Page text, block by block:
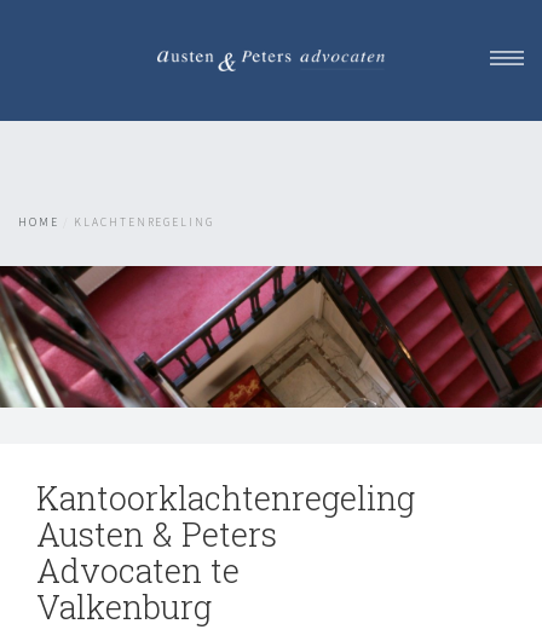
Advocaat Tarieven
Contact
HOME KLACHTENREGELING
Kantoorklachtenregeling
Austen & Peters
Advocaten te
Valkenburg